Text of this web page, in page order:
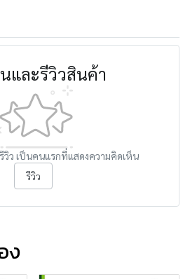
และรีวิวสินค้า
วิว เป็นคนแรกที่แสดงความคิดเห็น
รีวิว
ง